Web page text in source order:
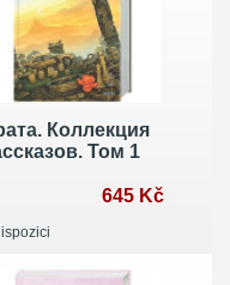
Коллекция
Том 1
645 Kč